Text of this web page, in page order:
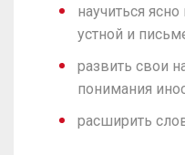
научиться
устной и
развить свои
понимания
расширить